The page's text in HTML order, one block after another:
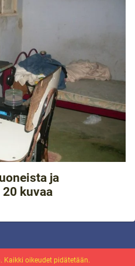
ja
kuvaa
Kaikki oikeudet pidätetään.